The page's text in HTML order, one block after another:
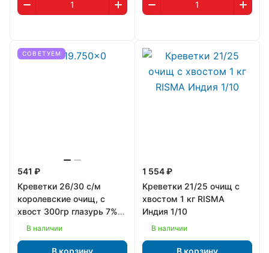
СОВЕТУЕМ
541 ₽
Креветки 26/30 с/м
королевские очищ, с
хвост 300гр глазурь 7%
Delight Вьетнам 1/10
В наличии
В корзину
1 554 ₽
Креветки 21/25 очищ с
хвостом 1 кг RISMA
Индия 1/10
В наличии
В корзину